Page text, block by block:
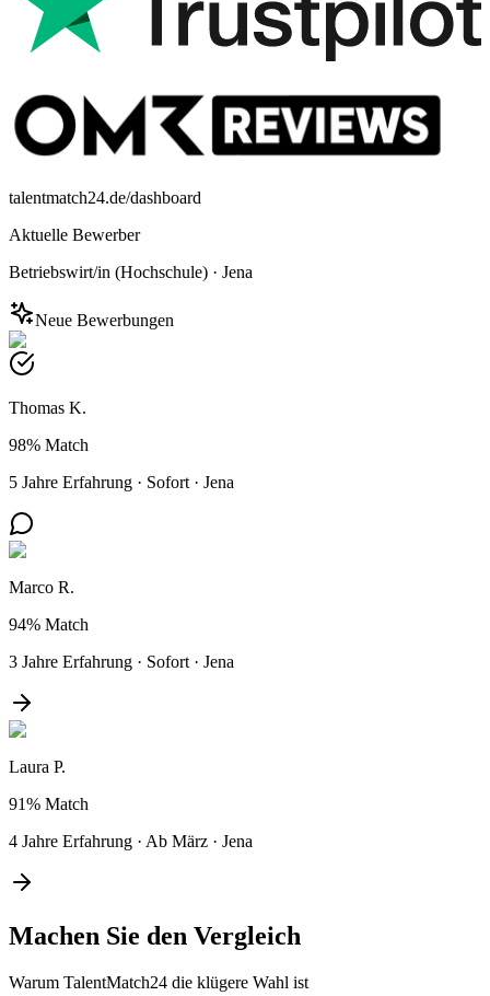
talentmatch24.de/dashboard
Aktuelle Bewerber
Betriebswirt/in (Hochschule) · Jena
Neue Bewerbungen
Thomas K.
98% Match
5 Jahre Erfahrung · Sofort · Jena
Marco R.
94% Match
3 Jahre Erfahrung · Sofort · Jena
Laura P.
91% Match
4 Jahre Erfahrung · Ab März · Jena
Machen Sie den Vergleich
Warum TalentMatch24 die klügere Wahl ist